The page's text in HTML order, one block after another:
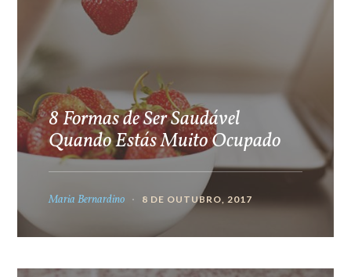
8 Formas de Ser Saudável
Quando Estás Muito Ocupado
Maria Bernardino 8 DE OUTUBRO, 2017